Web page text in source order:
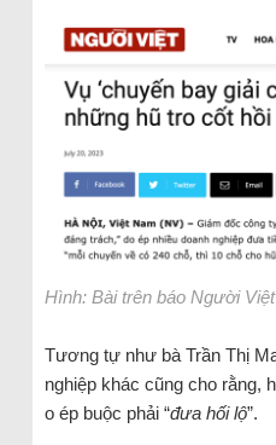
Hình: Bài trên báo Người Việt
Tương tự như bà Trần Thị
nghiệp khác cũng cho rằng,
o ép buộc phải “đưa hối lộ”.